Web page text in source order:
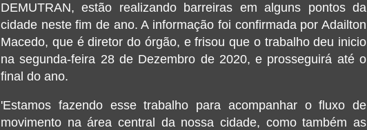
DEMUTRAN, estão realizando barreiras em alguns pontos da
cidade neste fim de ano. A informação foi confirmada por Adailton
Macedo, que é diretor do órgão, e frisou que o trabalho deu inicio
na segunda-feira 28 de Dezembro de 2020, e prosseguirá até o
final do ano.
'Estamos fazendo esse trabalho para acompanhar o fluxo de
movimento na área central da nossa cidade, como também as